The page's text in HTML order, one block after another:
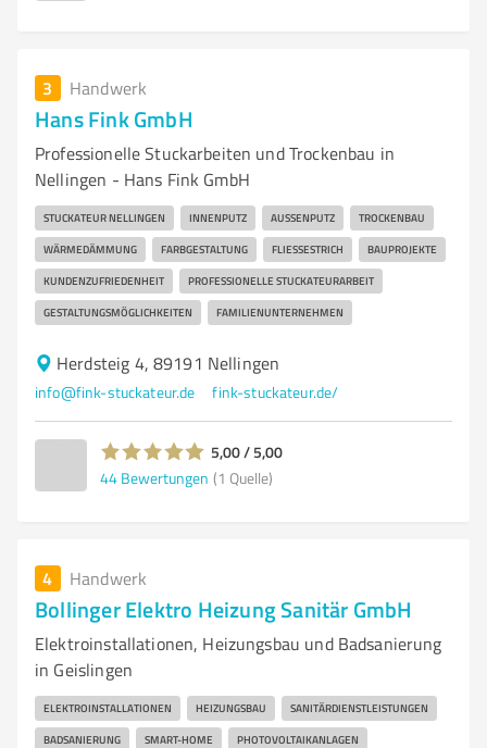
3 Handwerk
Hans Fink GmbH
Professionelle Stuckarbeiten und Trockenbau in
Nellingen - Hans Fink GmbH
STUCKATEUR NELLINGEN INNENPUTZ AUSSENPUTZ TROCKENBAU
WÄRMEDÄMMUNG FARBGESTALTUNG FLIESSESTRICH BAUPROJEKTE
KUNDENZUFRIEDENHEIT PROFESSIONELLE STUCKATEURARBEIT
GESTALTUNGSMÖGLICHKEITEN FAMILIENUNTERNEHMEN
Herdsteig 4, 89191 Nellingen
info@fink-stuckateur.de fink-stuckateur.de/
5,00 / 5,00
44 Bewertungen (1 Quelle)
4 Handwerk
Bollinger Elektro Heizung Sanitär GmbH
Elektroinstallationen, Heizungsbau und Badsanierung
in Geislingen
ELEKTROINSTALLATIONEN HEIZUNGSBAU SANITÄRDIENSTLEISTUNGEN
BADSANIERUNG SMART-HOME PHOTOVOLTAIKANLAGEN